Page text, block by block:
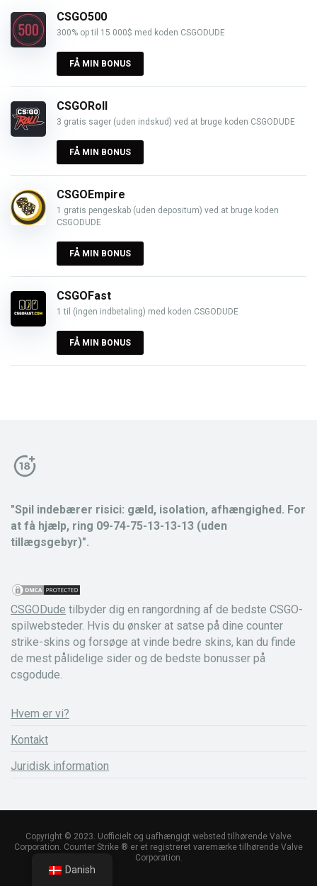
CSGO500
300% op til 15 000$ med koden CSGODUDE
FÅ MIN BONUS
CSGORoll
3 gratis sager (uden indskud) ved at bruge koden CSGODUDE
FÅ MIN BONUS
CSGOEmpire
1 gratis pengeskab (uden depositum) ved at bruge koden
CSGODUDE
FÅ MIN BONUS
CSGOFast
1 til (ingen indbetaling) med koden CSGODUDE
FÅ MIN BONUS
"Spil indebærer risici: gæld, isolation, afhængighed. For
at få hjælp, ring 09-74-75-13-13-13 (uden
tillægsgebyr)".
CSGODude tilbyder dig en rangordning af de bedste CSGO-
spilwebsteder. Hvis du ønsker at satse på dine counter
strike-skins og forsøge at vinde bedre skins, kan du finde
de mest pålidelige sider og de bedste bonusser på
csgodude.
Hvem er vi?
Kontakt
Juridisk information
Copyright © 2023. Uofficielt og uafhængigt websted tilhørende Valve
Corporation. Counter Strike ® er et registreret varemærke tilhørende Valve
Corporation.
Danish